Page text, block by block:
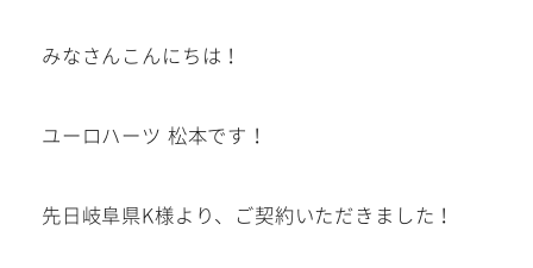
お問い合わせ
在庫車
中!
みなさんこんにちは！
ユーロハーツ 松本です！
先日岐阜県K様より、ご契約いただきました！